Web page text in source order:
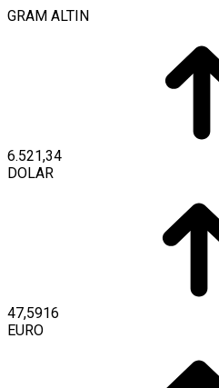
GRAM ALTIN
6.521,34
DOLAR
47,5916
EURO